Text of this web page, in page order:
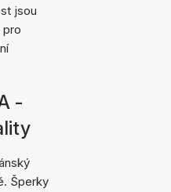
jsou
pro
-
Šperky